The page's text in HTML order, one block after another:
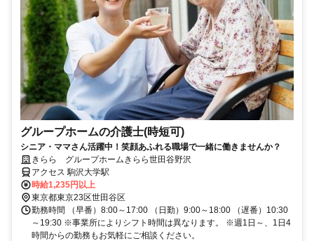
グループホームの介護士(時短可)
シニア・ママさん活躍中！笑顔あふれる職場で一緒に働きませんか？
きらら グループホームきらら世田谷野沢
アクセス 駒沢大学駅
時給1,235円以上
東京都東京23区世田谷区
勤務時間 （早番）8:00～17:00 （日勤）9:00～18:00 （遅番）10:30
～19:30 ※事業所によりシフト時間は異なります。 ※週1日～、1日4
時間からの勤務もお気軽にご相談ください。